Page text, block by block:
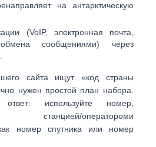
на антарктическую
(VoIP, электронная почта,
сообщениями) через
сайта ищут «код страны
нужен простой план набора.
ответ: используйте номер,
станцией/оператороми
номер спутника или номер